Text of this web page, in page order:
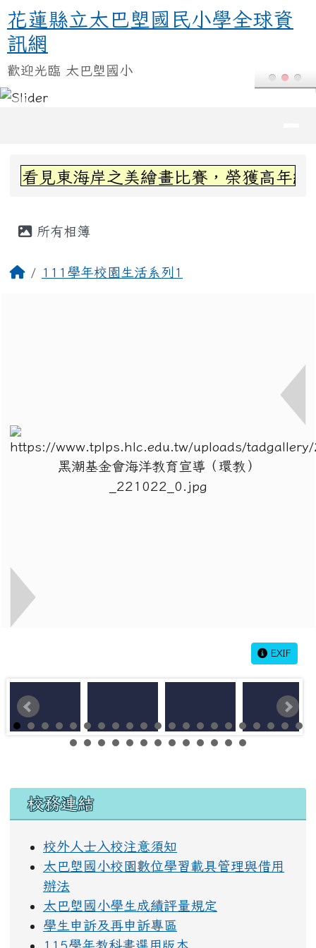
跳至主內容區
花蓮縣立太巴塱國民小學全球資訊
花蓮縣立太巴塱國民小學全球資
訊網
歡迎光臨 太巴塱國小
上中區域內容
東海岸之美繪畫比賽，榮獲高年級組
所有相簿
回首頁111學年校園生活系列1
EXIF
左邊區域內容
校務連結
校外人士入校注意須知
太巴塱國小校園數位學習載具管理與借用
辦法
太巴塱國小學生成績評量規定
學生申訴及再申訴專區
115學年教科書選用版本